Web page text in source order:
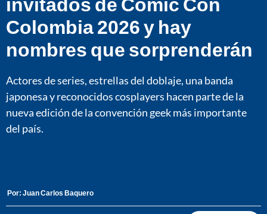
Colombia 2026 y hay
nombres que sorprenderán
Actores de series, estrellas del doblaje, una banda
japonesa y reconocidos cosplayers hacen parte de la
nueva edición de la convención geek más importante
del país.
Por: Juan Carlos Baquero